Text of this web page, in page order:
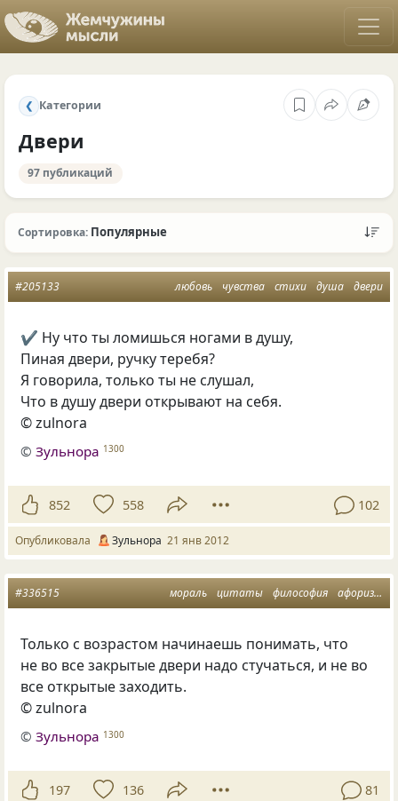
❮ Категории
Двери
97 публикаций
Сортировка: Популярные
любовь чувства стихи душа двери
#205133
✔ Ну что ты ломишься ногами в душу,
Пиная двери, ручку теребя?
Я говорила, только ты не слушал,
Что в душу двери открывают на себя.
© zulnora
©Зульнора 1300
852 558 102
Опубликовала Зульнора 21 янв 2012
мораль цитаты философия афоризмы
#336515
Только с возрастом начинаешь понимать, что
не во все закрытые двери надо стучаться, и не во
все открытые заходить.
© zulnora
©Зульнора 1300
197 136 81